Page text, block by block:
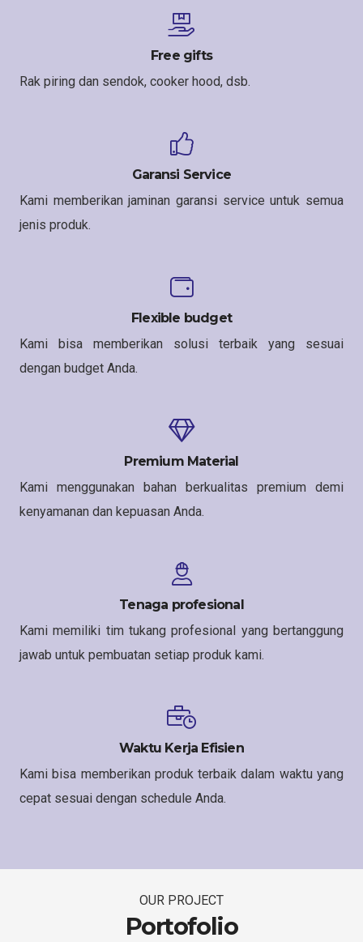
Free gifts
Rak piring dan sendok, cooker hood, dsb.
Garansi Service
Kami memberikan jaminan garansi service untuk semua
jenis produk.
Flexible budget
Kami bisa memberikan solusi terbaik yang sesuai
dengan budget Anda.
Premium Material
Kami menggunakan bahan berkualitas premium demi
kenyamanan dan kepuasan Anda.
Tenaga profesional
Kami memiliki tim tukang profesional yang bertanggung
jawab untuk pembuatan setiap produk kami.
Waktu Kerja Efisien
Kami bisa memberikan produk terbaik dalam waktu yang
cepat sesuai dengan schedule Anda.
OUR PROJECT
Portofolio